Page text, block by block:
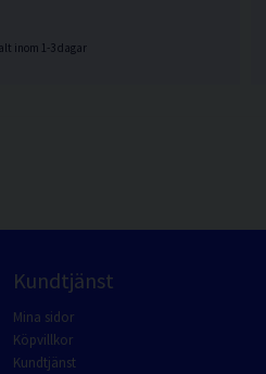
inom 1-3 dagar
Kundtjänst
Mina sidor
Köpvillkor
Kundtjänst